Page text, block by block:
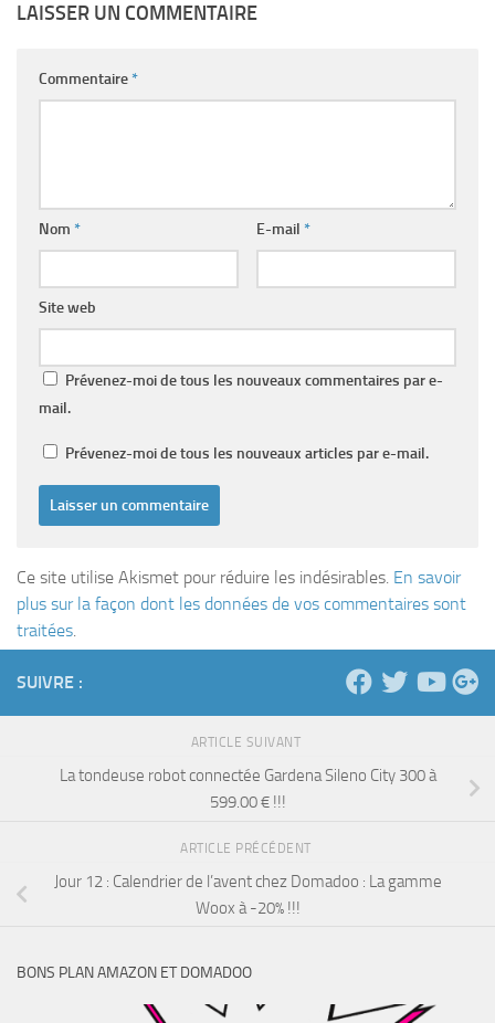
LAISSER UN COMMENTAIRE
Commentaire*
Nom * E-mail *
Site web
Prévenez-moi de tous les nouveaux commentaires par e-
mail.
Prévenez-moi de tous les nouveaux articles par e-mail.
Ce site utilise Akismet pour réduire les indésirables. En savoir
plus sur la façon dont les données de vos commentaires sont
traitées.
SUIVRE :
ARTICLE SUIVANT
La tondeuse robot connectée Gardena Sileno City 300 à
599.00 € !!!
ARTICLE PRÉCÉDENT
Jour 12 : Calendrier de l’avent chez Domadoo : La gamme
Woox à -20% !!!
BONS PLAN AMAZON ET DOMADOO